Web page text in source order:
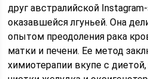
друг австралийской
оказавшейся лгуньей. Она
опытом преодоления рака
матки и печени. Ее метод
химиотерапии вкупе с